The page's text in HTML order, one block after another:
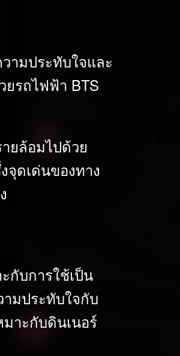
ามประทับใจและ
ยรถไฟฟ้า BTS
ยล้อมไปด้วย
ดเด่นของทาง
กับการใช้เป็น
มประทับใจกับ
าะกับดินเนอร์